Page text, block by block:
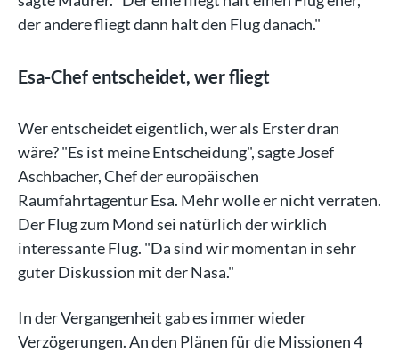
der andere fliegt dann halt den Flug danach."
Esa-Chef entscheidet, wer fliegt
Wer entscheidet eigentlich, wer als Erster dran
wäre? "Es ist meine Entscheidung", sagte Josef
Aschbacher, Chef der europäischen
Raumfahrtagentur Esa. Mehr wolle er nicht verraten.
Der Flug zum Mond sei natürlich der wirklich
interessante Flug. "Da sind wir momentan in sehr
guter Diskussion mit der Nasa."
In der Vergangenheit gab es immer wieder
Verzögerungen. An den Plänen für die Missionen 4